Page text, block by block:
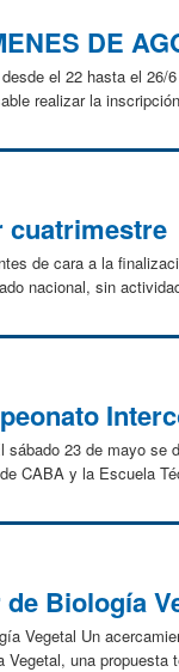
DE
el 22 hasta el
realizar la
cuatrimestre
de cara a la
nacional, sin
sábado 23 de mayo
CABA y la Escuela
Biología
Vegetal Un
una propuesta